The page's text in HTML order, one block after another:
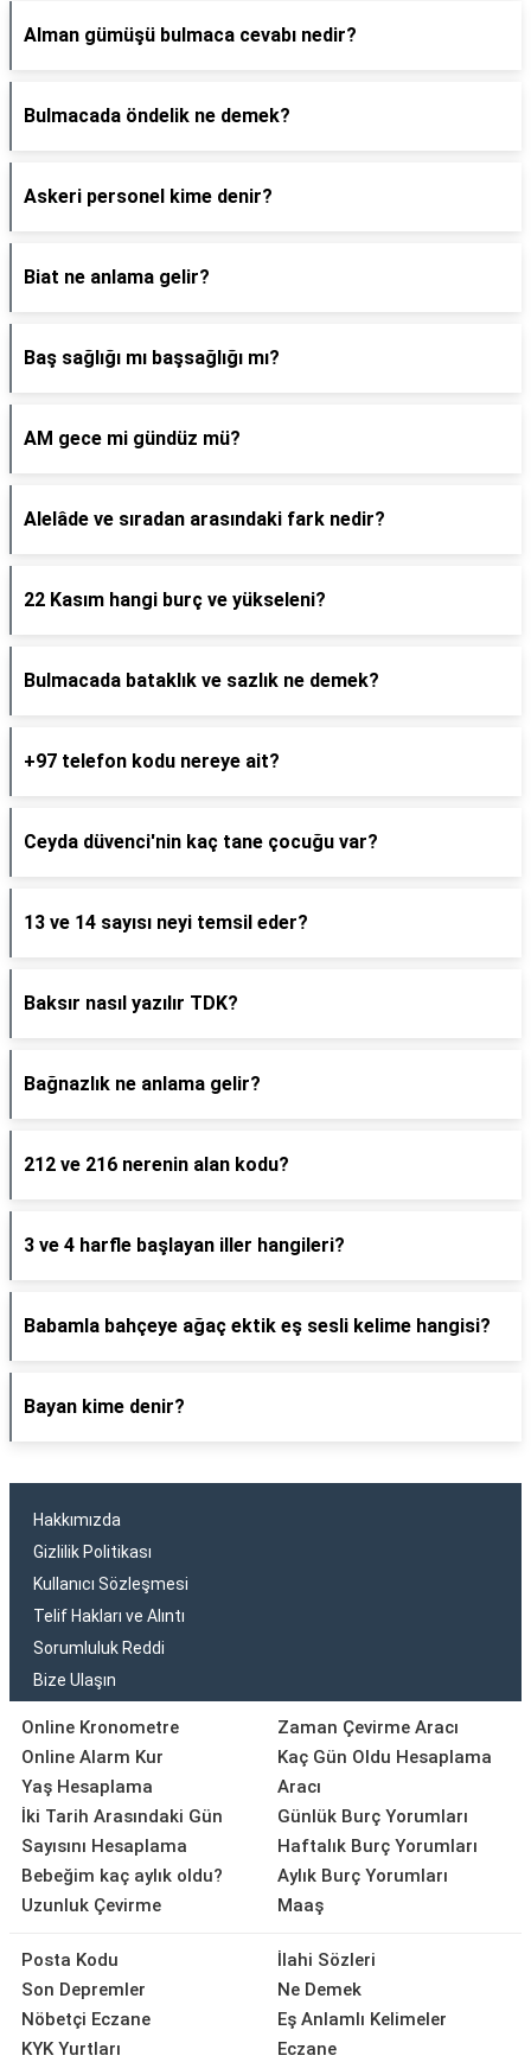
Alman gümüşü bulmaca cevabı nedir?
Bulmacada öndelik ne demek?
Askeri personel kime denir?
Biat ne anlama gelir?
Baş sağlığı mı başsağlığı mı?
AM gece mi gündüz mü?
Alelâde ve sıradan arasındaki fark nedir?
22 Kasım hangi burç ve yükseleni?
Bulmacada bataklık ve sazlık ne demek?
+97 telefon kodu nereye ait?
Ceyda düvenci'nin kaç tane çocuğu var?
13 ve 14 sayısı neyi temsil eder?
Baksır nasıl yazılır TDK?
Bağnazlık ne anlama gelir?
212 ve 216 nerenin alan kodu?
3 ve 4 harfle başlayan iller hangileri?
Babamla bahçeye ağaç ektik eş sesli kelime hangisi?
Bayan kime denir?
Hakkımızda
Gizlilik Politikası
Kullanıcı Sözleşmesi
Telif Hakları ve Alıntı
Sorumluluk Reddi
Bize Ulaşın
Online Kronometre
Online Alarm Kur
Yaş Hesaplama
İki Tarih Arasındaki Gün
Sayısını Hesaplama
Bebeğim kaç aylık oldu?
Uzunluk Çevirme
Zaman Çevirme Aracı
Kaç Gün Oldu Hesaplama
Aracı
Günlük Burç Yorumları
Haftalık Burç Yorumları
Aylık Burç Yorumları
Maaş
Posta Kodu
Son Depremler
Nöbetçi Eczane
KYK Yurtları
İlahi Sözleri
Ne Demek
Eş Anlamlı Kelimeler
Eczane